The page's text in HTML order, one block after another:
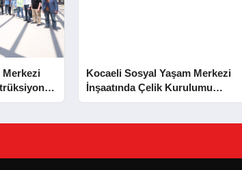
Merkezi
Kocaeli Sosyal Yaşam Merkezi
İnşaatında Çelik Kurulumu
Tamamlandı